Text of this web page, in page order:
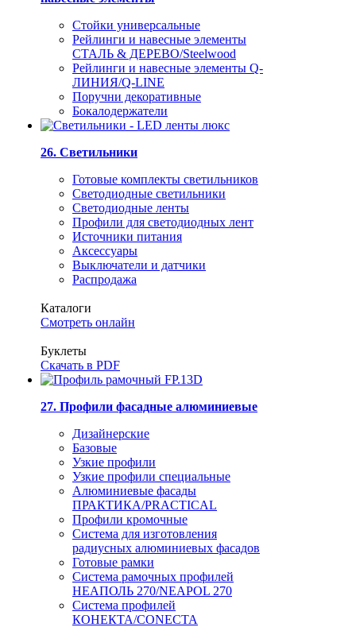
Стойки универсальные
Рейлинги и навесные элементы
СТАЛЬ & ДЕРЕВО/Steelwood
Рейлинги и навесные элементы Q-
ЛИНИЯ/Q-LINE
Поручни декоративные
Бокалодержатели
26. Светильники
Готовые комплекты светильников
Светодиодные светильники
Светодиодные ленты
Профили для светодиодных лент
Источники питания
Аксессуары
Выключатели и датчики
Распродажа
Каталоги
Смотреть онлайн
Буклеты
Скачать в PDF
27. Профили фасадные алюминиевые
Дизайнерские
Базовые
Узкие профили
Узкие профили специальные
Алюминиевые фасады
ПРАКТИКА/PRACTICAL
Профили кромочные
Система для изготовления
радиусных алюминиевых фасадов
Готовые рамки
Система рамочных профилей
НЕАПОЛЬ 270/NEAPOL 270
Система профилей
КОНЕКТА/CONECTA